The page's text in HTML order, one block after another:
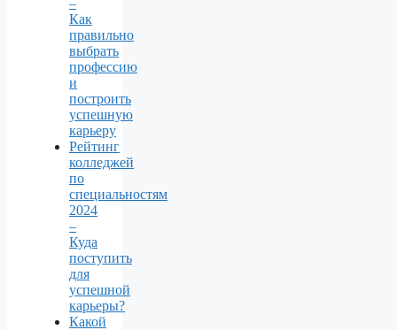
Как
правильно
выбрать
профессию
и
построить
успешную
карьеру
Рейтинг
колледжей
по
специальностям
2024
–
Куда
поступить
для
успешной
карьеры?
Какой